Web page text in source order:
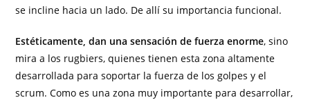
se incline hacia un lado. De allí su importancia funcional.
Estéticamente, dan una sensación de fuerza enorme, sino
mira a los rugbiers, quienes tienen esta zona altamente
desarrollada para soportar la fuerza de los golpes y el
scrum. Como es una zona muy importante para desarrollar,